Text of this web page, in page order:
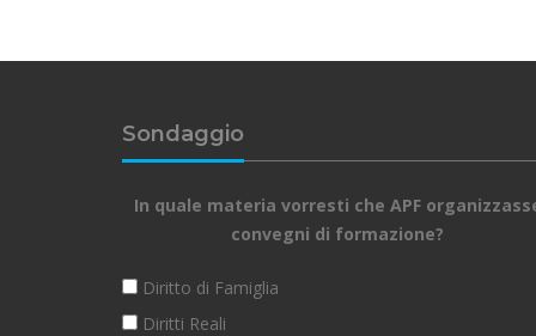
Sondaggio
In quale materia vorresti che APF
convegni di formazione?
Diritto di Famiglia
Diritti Reali